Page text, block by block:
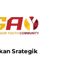
Srategik